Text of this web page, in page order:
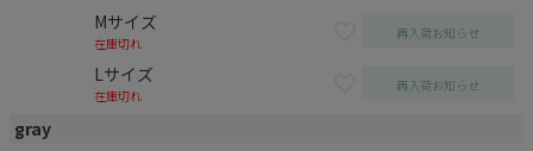
Mサイズ
在庫切れ
再入荷お知らせ
Lサイズ
在庫切れ
再入荷お知らせ
gray